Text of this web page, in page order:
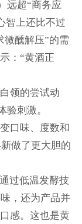
远超“商务应
智上还比不过
微醺解压”的需
：“黄酒正
领的尝试动
刺激。
口味、度数和
做了更大胆的
过低温发酵技
，还为产品并
感。这也是黄